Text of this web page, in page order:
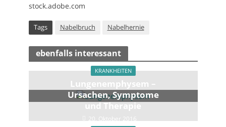
stock.adobe.com
Tags Nabelbruch Nabelhernie
ebenfalls interessant
KRANKHEITEN
Lungen­emphysem –
Ursachen, Symptome
und Therapie
20. Oktober 2016